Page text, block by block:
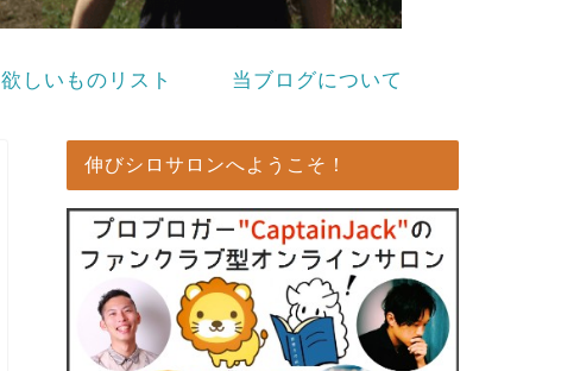
欲しいものリスト 当ブログについて
伸びシロサロンへようこそ！